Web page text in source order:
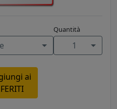
Quantità
1
ai